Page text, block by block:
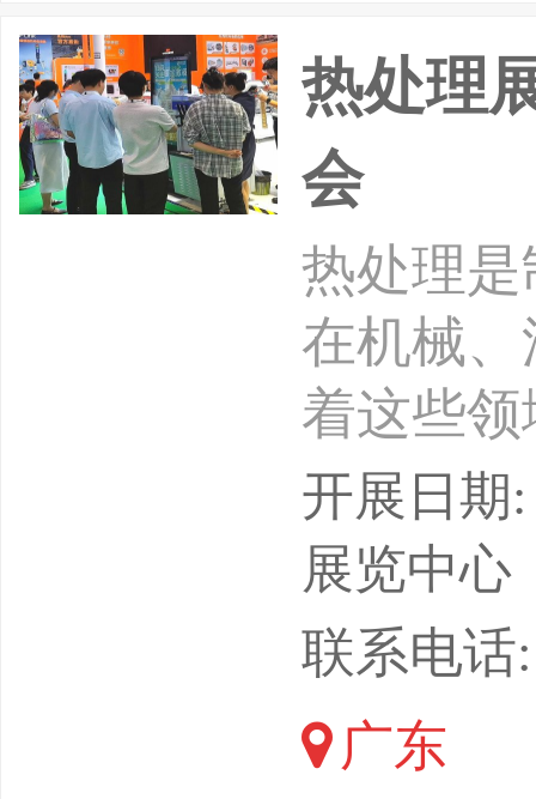
制造行
热处理
会
热处理
在机械
着这些
断增加
材料在
以获得
疲劳性
开展日期
展览中心
联系电话:
广东